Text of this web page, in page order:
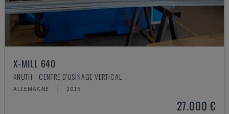
X-MILL 640
KNUTH - CENTRE D'USINAGE VERTICAL
ALLEMAGNE 2015
27.000 €